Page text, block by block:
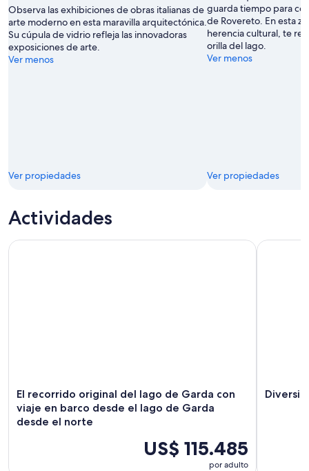
Observa las exhibiciones de obras italianas de
arte moderno en esta maravilla arquitectónica.
Su cúpula de vidrio refleja las innovadoras
exposiciones de arte.
Ver menos
Ver propiedades
guarda tiempo para
de Rovereto. En esta
herencia cultural, te
orilla del lago.
Ver menos
Ver propiedades
Actividades
El recorrido original del lago de Garda con
viaje en barco desde el lago de Garda
desde el norte
US$ 115.485
por adulto
El recorrido original del lago de Garda con viaje en barco
Diversión